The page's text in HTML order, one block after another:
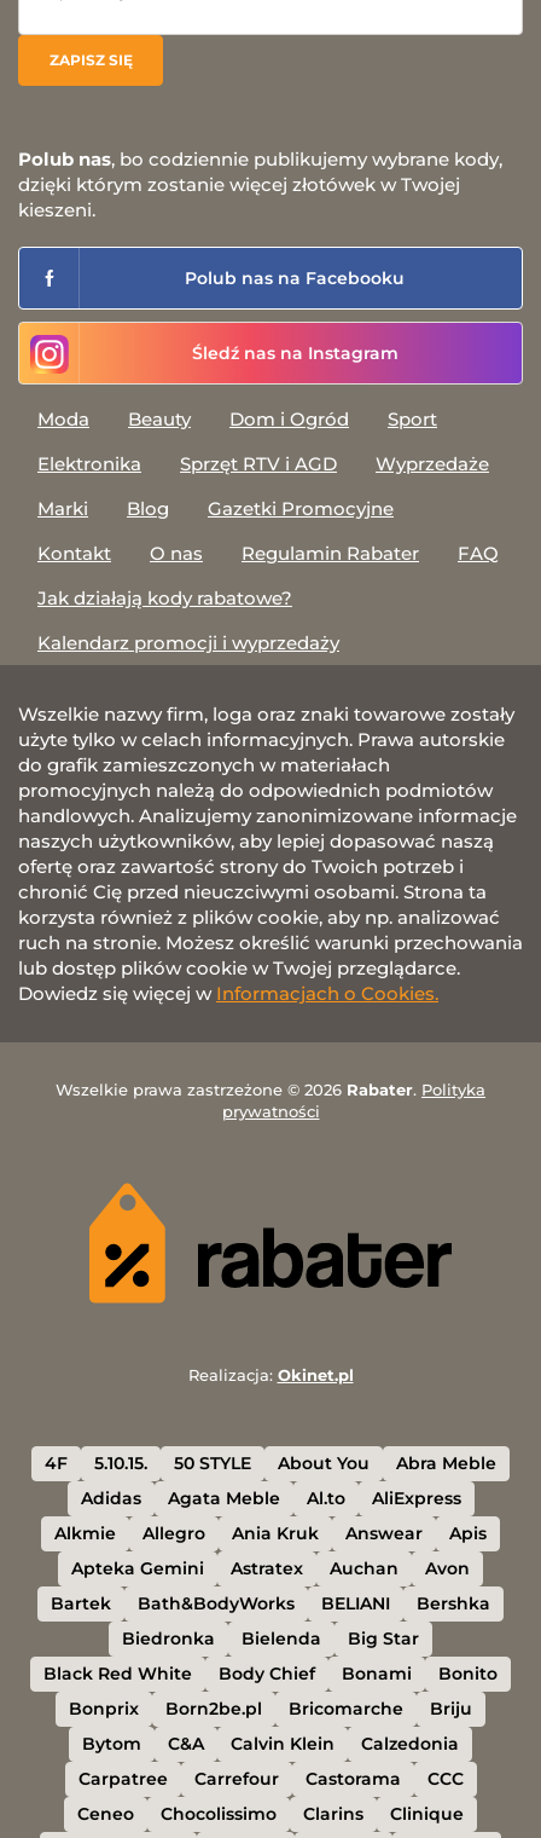
Polub nas, bo codziennie publikujemy wybrane kody,
dzięki którym zostanie więcej złotówek w Twojej
kieszeni.
Polub nas na Facebooku
Śledź nas na Instagram
Moda Beauty Dom i Ogród
Sport
Elektronika
Sprzęt RTV i AGD
Wyprzedaże
Marki
Blog
Gazetki Promocyjne
Kontakt
O nas Regulamin Rabater
FAQ
Jak działają kody rabatowe?
Kalendarz promocji i wyprzedaży
Wszelkie nazwy firm, loga oraz znaki towarowe zostały
użyte tylko w celach informacyjnych. Prawa autorskie
do grafik zamieszczonych w materiałach
promocyjnych należą do odpowiednich podmiotów
handlowych. Analizujemy zanonimizowane informacje
naszych użytkowników, aby lepiej dopasować naszą
ofertę oraz zawartość strony do Twoich potrzeb i
chronić Cię przed nieuczciwymi osobami. Strona ta
korzysta również z plików cookie, aby np. analizować
ruch na stronie. Możesz określić warunki przechowania
lub dostęp plików cookie w Twojej przeglądarce.
Dowiedz się więcej w Informacjach o Cookies.
Wszelkie prawa zastrzeżone © 2026 Rabater. Polityka
prywatności
Realizacja: Okinet.pl
4F 5.10.15. 50 STYLE About You
Abra Meble
Adidas
Agata Meble Al.to
AliExpress
Alkmie
Allegro Ania Kruk Answear
Apis
Apteka Gemini
Astratex Auchan
Avon
Bartek
Bath&BodyWorks BELIANI
Bershka
Biedronka
Bielenda
Big Star
Black Red White
Body Chief Bonami
Bonito
Bonprix
Born2be.pl Bricomarche
Briju
Bytom
C&A Calvin Klein
Calzedonia
Carpatree
Carrefour Castorama
CCC
Ceneo
Chocolissimo Clarins
Clinique